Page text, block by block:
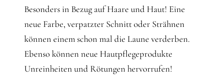
Besonders in Bezug auf Haare und Haut! Eine
neue Farbe, verpatzter Schnitt oder Strähnen
können einem schon mal die Laune verderben.
Ebenso können neue Hautpflegeprodukte
Unreinheiten und Rötungen hervorrufen!